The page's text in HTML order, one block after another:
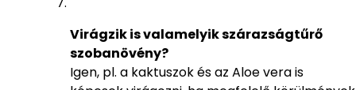
Virágzik is valamelyik szárazságtűrő
szobanövény?
Igen, pl. a kaktuszok és az Aloe vera is